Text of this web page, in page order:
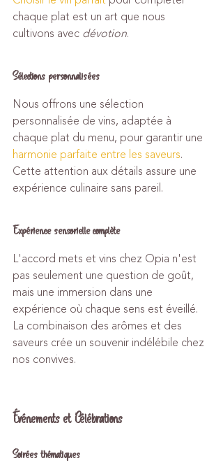
chaque plat est un art que nous
cultivons avec dévotion.
Sélections personnalisées
Nous offrons une sélection
personnalisée de vins, adaptée à
chaque plat du menu, pour garantir une
harmonie parfaite entre les saveurs.
Cette attention aux détails assure une
expérience culinaire sans pareil.
Expérience sensorielle complète
L'accord mets et vins chez Opia n'est
pas seulement une question de goût,
mais une immersion dans une
expérience où chaque sens est éveillé.
La combinaison des arômes et des
saveurs crée un souvenir indélébile chez
nos convives.
Événements et Célébrations
Soirées thématiques